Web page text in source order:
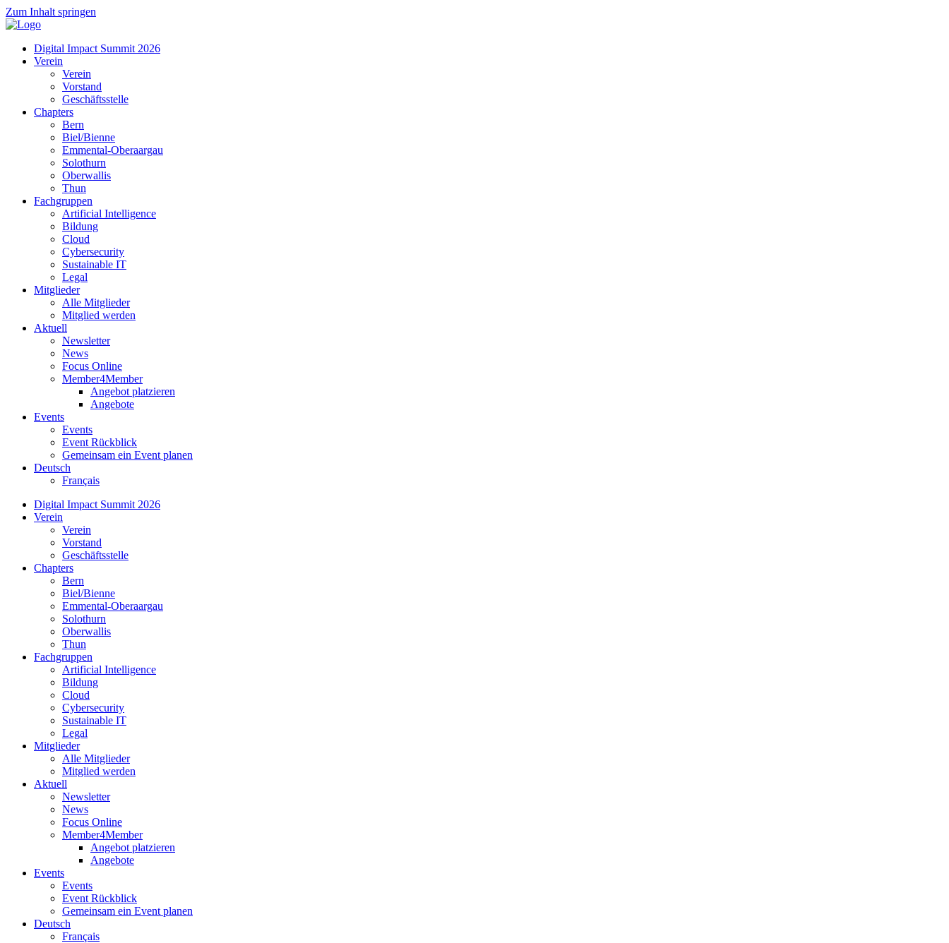
Zum Inhalt springen
Digital Impact Summit 2026
Verein
Verein
Vorstand
Geschäftsstelle
Chapters
Bern
Biel/Bienne
Emmental-Oberaargau
Solothurn
Oberwallis
Thun
Fachgruppen
Artificial Intelligence
Bildung
Cloud
Cybersecurity
Sustainable IT
Legal
Mitglieder
Alle Mitglieder
Mitglied werden
Aktuell
Newsletter
News
Focus Online
Member4Member
Angebot platzieren
Angebote
Events
Events
Event Rückblick
Gemeinsam ein Event planen
Deutsch
Français
Digital Impact Summit 2026
Verein
Verein
Vorstand
Geschäftsstelle
Chapters
Bern
Biel/Bienne
Emmental-Oberaargau
Solothurn
Oberwallis
Thun
Fachgruppen
Artificial Intelligence
Bildung
Cloud
Cybersecurity
Sustainable IT
Legal
Mitglieder
Alle Mitglieder
Mitglied werden
Aktuell
Newsletter
News
Focus Online
Member4Member
Angebot platzieren
Angebote
Events
Events
Event Rückblick
Gemeinsam ein Event planen
Deutsch
Français